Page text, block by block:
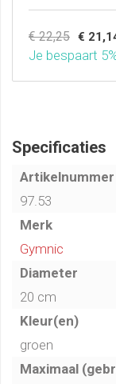
€ 22,25 €
Je bespaart
Specificaties
97.53
Merk
Gymnic
Diameter
20 cm
Kleur(en)
groen
Maximaal